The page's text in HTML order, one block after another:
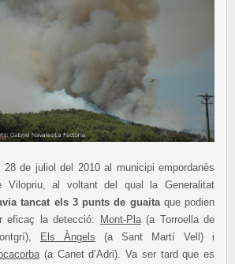
28 de juliol del 2010 al municipi empordanès
Vilopriu, al voltant del qual la Generalitat
tancat els 3 punts de guaitaque podien
eficaç la detecció:
Mont-Pla(a Torroella de
Els Àngels (a Sant Martí Vell) i
(a Canet d’Adri). Va ser tard que es